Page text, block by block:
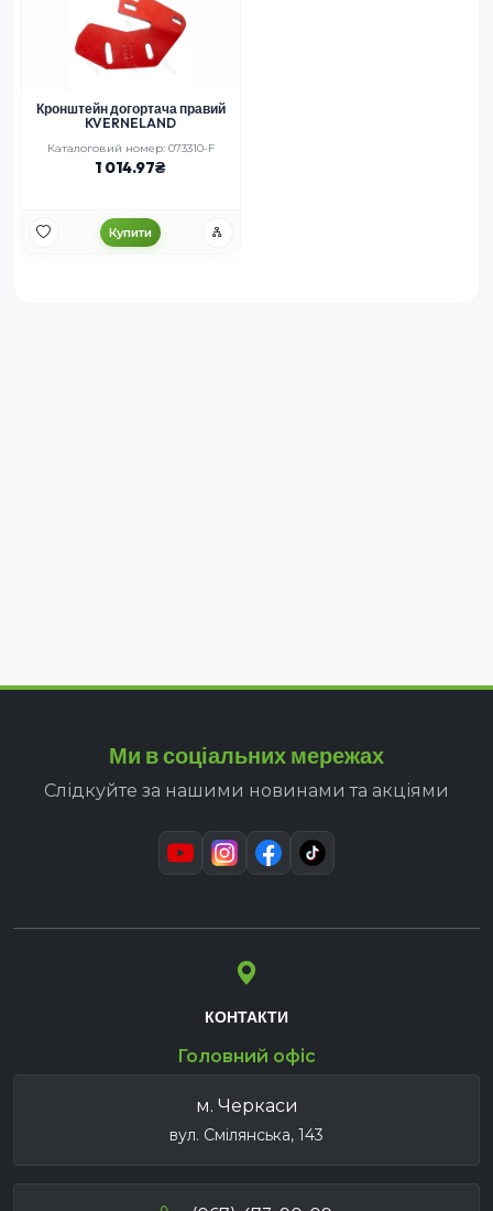
Кронштейн догортача правий
KVERNELAND
Каталоговий номер: 073310-F
1 014.97
Купити
Ми в соціальних мережах
Слідкуйте за нашими новинами та акціями
КОНТАКТИ
Головний офіс
м. Черкаси
вул. Смілянська, 143